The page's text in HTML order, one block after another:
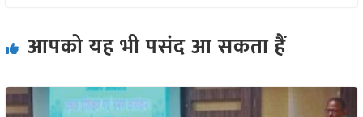
आपको यह भी पसंद आ सकता हैं